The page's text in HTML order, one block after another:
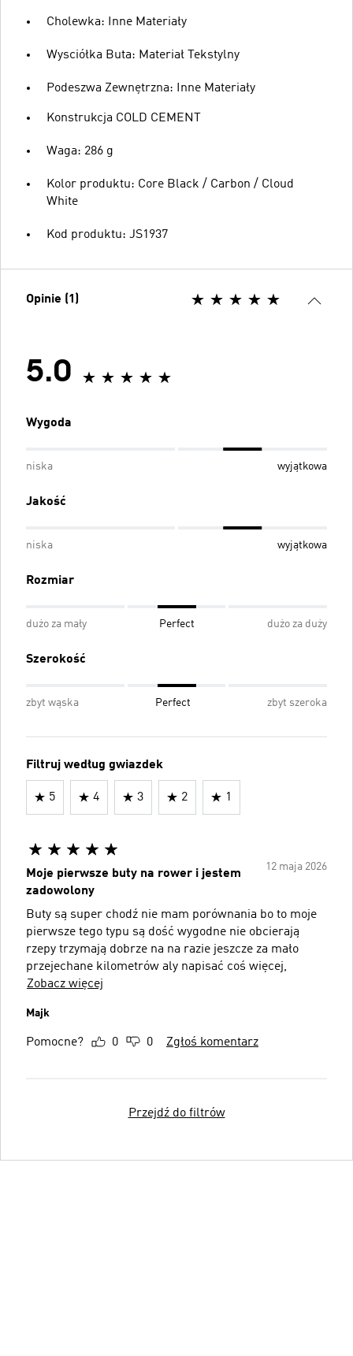
Cholewka: Inne Materiały
Wysciółka Buta: Materiał Tekstylny
Podeszwa Zewnętrzna: Inne Materiały
Konstrukcja COLD CEMENT
Waga: 286 g
Kolor produktu: Core Black / Carbon / Cloud
White
Kod produktu: JS1937
Opinie (1)
5.0
Wygoda
niska wyjątkowa
Jakość
niska wyjątkowa
Rozmiar
dużo za mały Perfect dużo za duży
Szerokość
zbyt wąska Perfect zbyt szeroka
Filtruj według gwiazdek
5 4 3 2 1
12 maja 2026
Moje pierwsze buty na rower i jestem
zadowolony
Buty są super chodź nie mam porównania bo to moje
pierwsze tego typu są dość wygodne nie obcierają
rzepy trzymają dobrze na na razie jeszcze za mało
przejechane kilometrów aly napisać coś więcej,
Zobacz więcej
Majk
Pomocne? 0 0 Zgłoś komentarz
Przejdź do filtrów